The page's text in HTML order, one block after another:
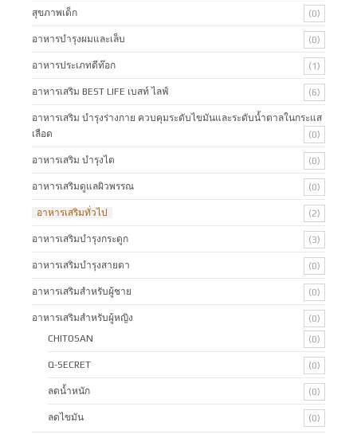
สุขภาพเด็ก (0)
อาหารบำรุงผมและเล็บ (0)
อาหารประเภทดีท๊อก (1)
อาหารเสริม BEST LIFE เบสท์ ไลฟ์ (6)
อาหารเสริม บำรุงร่างกาย ควบคุมระดับไขมันและระดับน้ำตาลในกระแส
เลือด
(0)
อาหารเสริม บำรุงไต (0)
อาหารเสริมดูแลผิวพรรณ (0)
อาหารเสริมทั่วไป (2)
อาหารเสริมบำรุงกระดูก (3)
อาหารเสริมบำรุงสายตา (0)
อาหารเสริมสำหรับผู้ชาย (0)
อาหารเสริมสำหรับผู้หญิง
(0)
CHITOSAN
(0)
Q-SECRET (0)
ลดน้ำหนัก (0)
ลดไขมัน (0)